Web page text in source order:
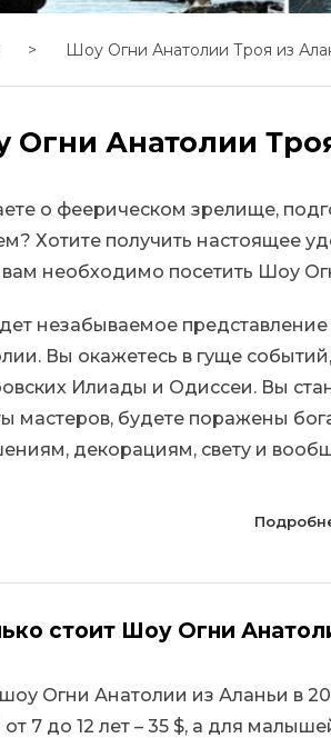
> Шоу Огни Анатолии Троя из
Огни Анатолии
о феерическом зрелище,
Хотите получить настоящее
вам необходимо посетить Шоу
незабываемое
Вы окажетесь в гуще
Илиады и Одиссеи. Вы
мастеров, будете поражены
декорациям, свету и
стоит Шоу Огни
Огни Анатолии из Аланьи в
от 7 до 12 лет – 35 $, а для